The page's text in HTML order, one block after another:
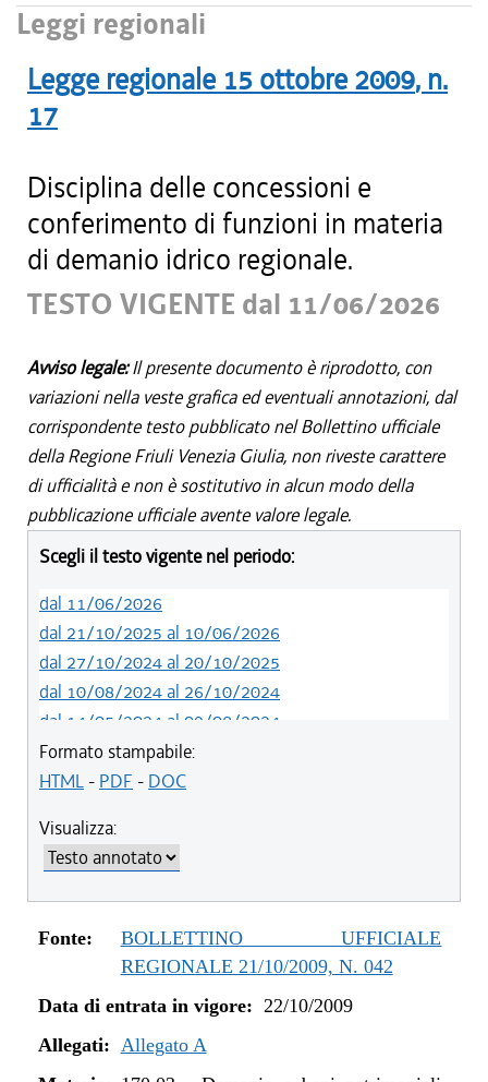
Leggi regionali
Legge regionale 15 ottobre 2009, n.
17
Disciplina delle concessioni e
conferimento di funzioni in materia
di demanio idrico regionale.
TESTO VIGENTE dal 11/06/2026
Avviso legale:Il presente documento è riprodotto, con
variazioni nella veste grafica ed eventuali annotazioni, dal
corrispondente testo pubblicato nel Bollettino ufficiale
della Regione Friuli Venezia Giulia, non riveste carattere
di ufficialità e non è sostitutivo in alcun modo della
pubblicazione ufficiale avente valore legale.
Scegli il testo vigente nel periodo:
dal 11/06/2026
dal 21/10/2025 al 10/06/2026
dal 27/10/2024 al 20/10/2025
dal 10/08/2024 al 26/10/2024
dal 14/05/2024 al 09/08/2024
dal 12/08/2023 al 13/05/2024
dal 14/06/2022 al 11/08/2023
dal 12/08/2021 al 31/12/2021
dal 20/05/2021 al 11/08/2021
dal 01/01/2020 al 19/05/2021
dal 10/08/2019 al 31/12/2019
dal 11/07/2019 al 09/08/2019
dal 27/04/2017 al 15/08/2018
dal 01/01/2017 al 26/04/2017
dal 13/01/2016 al 31/12/2016
Formato stampabile:
HTML- PDF - DOC
Visualizza:
Fonte:
BOLLETTINO UFFICIALE
REGIONALE 21/10/2009, N. 042
Data di entrata in vigore: 22/10/2009
Allegati: Allegato A